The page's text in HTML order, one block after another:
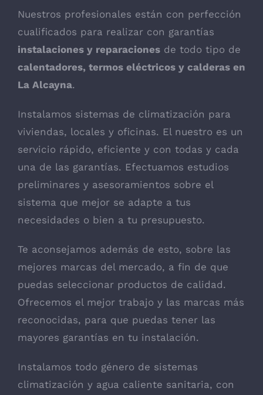
Nuestros profesionales están con perfección
cualificados para realizar con garantías
instalaciones y reparaciones de todo tipo de
calentadores, termos eléctricos y calderas en
La Alcayna.
Instalamos sistemas de climatización para
viviendas, locales y oficinas. El nuestro es un
servicio rápido, eficiente y con todas y cada
una de las garantías. Efectuamos estudios
preliminares y asesoramientos sobre el
sistema que mejor se adapte a tus
necesidades o bien a tu presupuesto.
Te aconsejamos además de esto, sobre las
mejores marcas del mercado, a fin de que
puedas seleccionar productos de calidad.
Ofrecemos el mejor trabajo y las marcas más
reconocidas, para que puedas tener las
mayores garantías en tu instalación.
Instalamos todo género de sistemas
climatización y agua caliente sanitaria, con